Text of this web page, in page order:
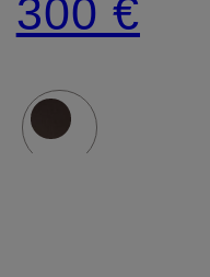
XTRA
300 €